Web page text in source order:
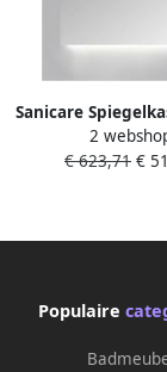
Sanicare
Ambiance 60 cm 1
Wood
2
€ 623,71 €
Populaire